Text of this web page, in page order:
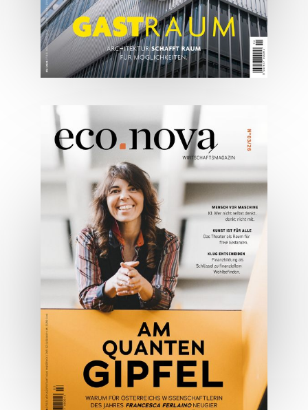
05/2026
Spezial: Architektur &
Lifestyle Mai 2026
JETZT BESTELLEN
ONLINE LESEN